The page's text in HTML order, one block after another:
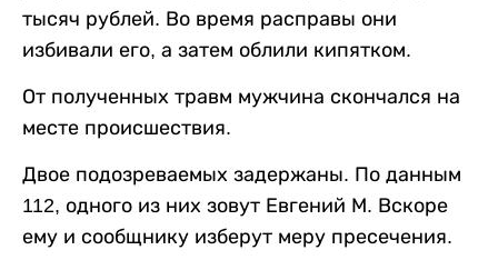
тысяч рублей. Во время расправы они
избивали его, а затем облили кипятком.
От полученных травм мужчина скончался на
месте происшествия.
Двое подозреваемых задержаны. По данным
112, одного из них зовут Евгений М. Вскоре
ему и сообщнику изберут меру пресечения.